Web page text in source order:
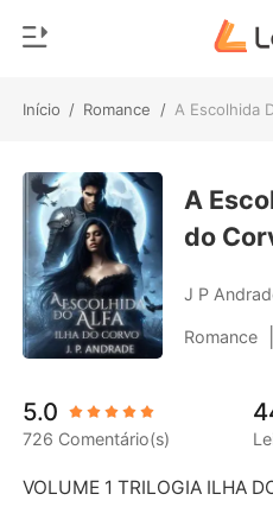
Início / Romance / A Escolhida
Loja
Histórico
Sair
Baixar App
Gênero
Moderno
Lobisomem
Contos
Bilionários
A
do
J P
Romance
5.0
726 Comentário(s)
VOLUME 1 TRILOGIA ILHA